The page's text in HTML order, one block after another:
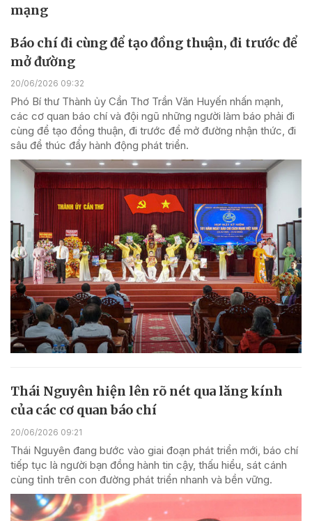
mạng
Báo chí đi cùng để tạo đồng thuận, đi trước để
mở đường
20/06/2026 09:32
Phó Bí thư Thành ủy Cần Thơ Trần Văn Huyến nhấn mạnh,
các cơ quan báo chí và đội ngũ những người làm báo phải đi
cùng để tạo đồng thuận, đi trước để mở đường nhận thức, đi
sâu để thúc đẩy hành động phát triển.
Thái Nguyên hiện lên rõ nét qua lăng kính
của các cơ quan báo chí
20/06/2026 09:21
Thái Nguyên đang bước vào giai đoạn phát triển mới, báo chí
tiếp tục là người bạn đồng hành tin cậy, thấu hiểu, sát cánh
cùng tỉnh trên con đường phát triển nhanh và bền vững.